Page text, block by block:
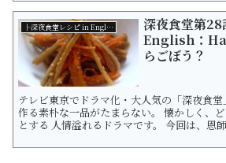
にす...
├深夜食堂レシピ in English
深夜食堂第
English：
らごぼう？
テレビ東京でドラマ化・大人気の「深夜食堂」 めしやのマスター
作る素朴な一品がたまらない。 懐かしく、どこか悲しくそしてホッ
とする 人情溢れるドラマです。 今回は、恩師を思う「きんぴらゴボ
ヤクザのゲンちゃんがめしやに入ると ...